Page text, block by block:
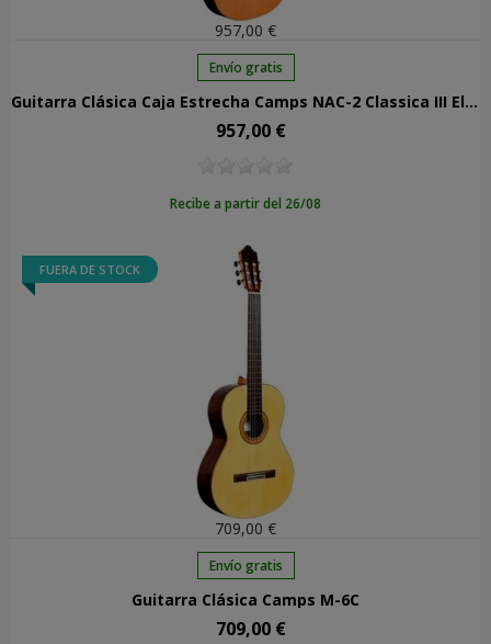
957,00 €
Envío gratis
Guitarra Clásica Caja Estrecha Camps NAC-2 Classica III Electrificada
Precio
957,00 €
Recibe a partir del 26/08
FUERA DE STOCK
709,00 €
Envío gratis
Guitarra Clásica Camps M-6C
Precio
709,00 €